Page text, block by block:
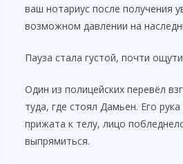
ваш нотариус после получения
возможном давлении на
Пауза стала густой, почти
Один из полицейских перевёл
туда, где стоял Дамьен. Его
прижата к телу, лицо
выпрямиться.